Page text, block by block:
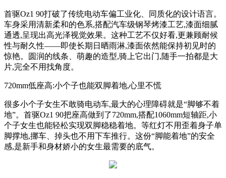
首驱Oz1 90打破了传统电动车偏工业化、同质化的设计语言。
车身采用清新柔和的色系,搭配汽车级钢琴烤漆工艺,漆面细腻
通透,呈现出高光泽视觉效果。这种工艺不仅好看,更兼顾耐候
性与耐久性——即使长期日晒雨淋,漆面依然能保持初见时的
惊艳。圆润的线条、萌趣的造型,骑上它出门,随手一拍都是大
片,完全不用找角度。
720mm低座高:小个子也能双脚着地,心里不慌
很多小个子女生不敢骑电动车,最大的心理障碍就是“脚够不着
地”。首驱Oz1 90把座高做到了720mm,搭配1060mm短轴距,小
个子女生也能轻松实现双脚稳稳着地。等红灯不用歪着身子单
脚撑地,挪车、掉头也不用下车推行。这份“脚能着地”的安全
感,是新手和身材娇小的女生最需要的底气。